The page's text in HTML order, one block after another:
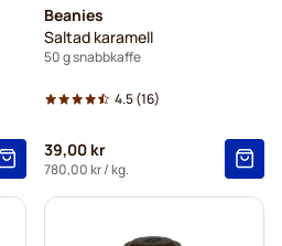
Beanies
Saltad karamell
50 g snabbkaffe
4.5(16)
39,00 kr
780,00 kr/ kg.